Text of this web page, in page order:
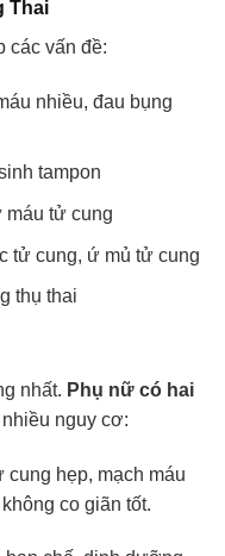
Thai
các vấn đề:
nhiều, đau bụng
tampon
máu tử cung
tử cung, ứ mủ tử cung
thụ thai
nhất. Phụ nữ có hai
nguy cơ:
cung hẹp, mạch máu
co giãn tốt.